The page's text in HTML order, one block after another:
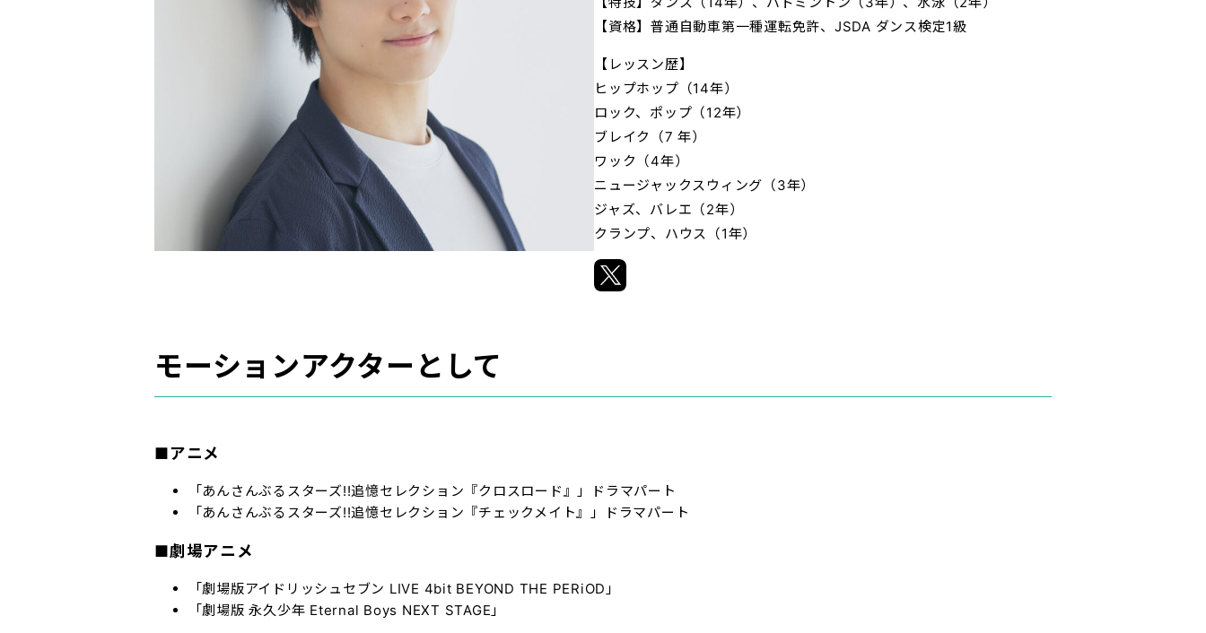
【資格】普通自動車第一種運転免許、JSDA ダンス検定1級
【レッスン歴】
ヒップホップ（14年）
ロック、ポップ（12年）
ブレイク（7 年）
ワック（4年）
ニュージャックスウィング（3年）
ジャズ、バレエ（2年）
クランプ、ハウス（1年）
モーションアクターとして
■アニメ
「あんさんぶるスターズ!!追憶セレクション『クロスロード』」ドラマパート
「あんさんぶるスターズ!!追憶セレクション『チェックメイト』」ドラマパート
■劇場アニメ
「劇場版アイドリッシュセブン LIVE 4bit BEYOND THE PERiOD」
「劇場版 永久少年 Eternal Boys NEXT STAGE」